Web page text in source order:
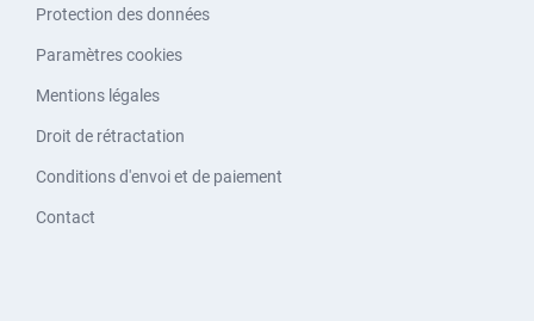
Protection des données
Paramètres cookies
Mentions légales
Droit de rétractation
Conditions d'envoi et de paiement
Contact